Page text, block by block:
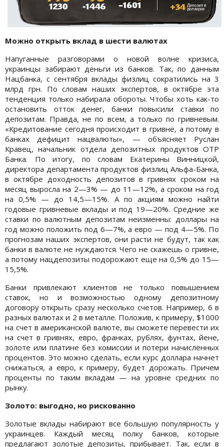
Можно открыть вклад в шести валютах
Напуганные разговорами о новой волне кризиса,
украинцы забирают деньги из банков. Так, по данным
Нацбанка, с сентября вклады физлиц сократились на 3
млрд грн. По словам наших экспертов, в октябре эта
тенденция только набирала обороты. Чтобы хоть как-то
остановить отток денег, банки повысили ставки по
депозитам. Правда, не по всем, а только по гривневым.
«Кредитование сегодня происходит в гривне, а потому в
банках дефицит нацвалюты», — объясняет Руслан
Кравец, начальник отдела депозитных продуктов ОТР
Банка. По итогу, по словам Екатерины Винницкой,
директора департамента продуктов физлиц Альфа-Банка,
в октябре доходность депозитов в гривнях сроком на
месяц выросла на 2—3% — до 11—12%, а сроком на год
на 0,5% — до 14,5—15%. А по акциям можно найти
годовые гривневые вклады и под 19—20%. Средние же
ставки по валютным депозитам неизменны: доллары на
год можно положить под 6—7%, а евро — под 4—5%. По
прогнозам наших экспертов, они расти не будут, так как
банки в валюте не нуждаются. Чего не скажешь о гривне,
а потому нацдепозиты подорожают еще на 0,5% до 15—
15,5%.
Банки привлекают клиентов не только повышением
ставок, но и возможностью одному депозитному
договору открыть сразу несколько счетов. Например, 6 в
разных валютах и 2 в металле. Положив, к примеру, $1000
на счет в американской валюте, вы сможете перевести их
на счет в гривнях, евро, франках, рублях, фунтах, йене,
золоте или платине без комиссии и потери начисленных
процентов. Это можно сделать, если курс доллара начнет
снижаться, а евро, к примеру, будет дорожать. Причем
проценты по таким вкладам — на уровне средних по
рынку.
Золото: выгодно, но рискованно
Золотые вклады набирают все большую популярность у
украинцев. Каждый месяц полку банков, которые
предлагают золотые депозиты, прибывает. Так, если в